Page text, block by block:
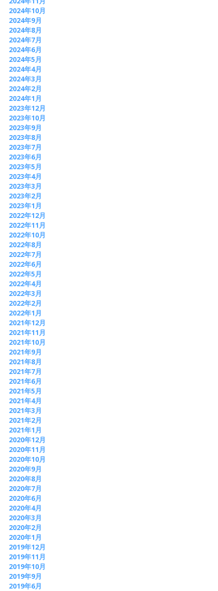
2024年10月
2024年9月
2024年8月
2024年7月
2024年6月
2024年5月
2024年4月
2024年3月
2024年2月
2024年1月
2023年12月
2023年10月
2023年9月
2023年8月
2023年7月
2023年6月
2023年5月
2023年4月
2023年3月
2023年2月
2023年1月
2022年12月
2022年11月
2022年10月
2022年8月
2022年7月
2022年6月
2022年5月
2022年4月
2022年3月
2022年2月
2022年1月
2021年12月
2021年11月
2021年10月
2021年9月
2021年8月
2021年7月
2021年6月
2021年5月
2021年4月
2021年3月
2021年2月
2021年1月
2020年12月
2020年11月
2020年10月
2020年9月
2020年8月
2020年7月
2020年6月
2020年4月
2020年3月
2020年2月
2020年1月
2019年12月
2019年11月
2019年10月
2019年9月
2019年6月